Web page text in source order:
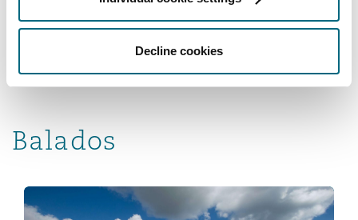
Decline cookies
l’hydrogène en tant que carburant – seront
Balados
A Climate for Change | Tech takes on Climate Change